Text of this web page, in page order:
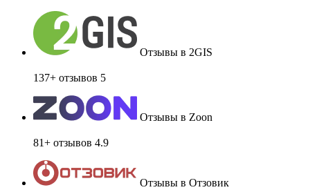
Отзывы в 2GIS
137+ отзывов 5
Отзывы в Zoon
81+ отзывов 4.9
Отзывы в Отзовик